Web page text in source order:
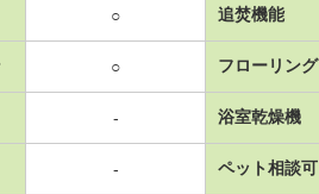
○ 追焚機能
○ フローリング
- 浴室乾燥機
- ペット相談可